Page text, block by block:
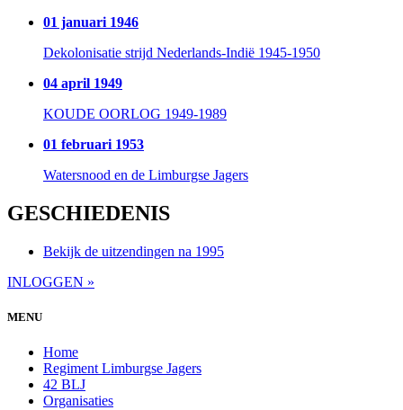
01 januari 1946
Dekolonisatie strijd Nederlands-Indië 1945-1950
04 april 1949
KOUDE OORLOG 1949-1989
01 februari 1953
Watersnood en de Limburgse Jagers
GESCHIEDENIS
Bekijk de uitzendingen na 1995
INLOGGEN »
MENU
Home
Regiment Limburgse Jagers
42 BLJ
Organisaties